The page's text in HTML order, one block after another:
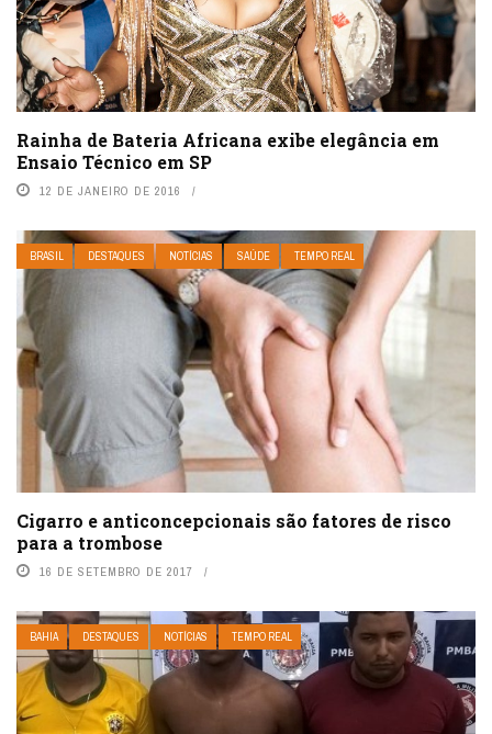
Rainha de Bateria Africana exibe elegância em
Ensaio Técnico em SP
12 DE JANEIRO DE 2016
BRASIL DESTAQUES NOTÍCIAS SAÚDE TEMPO REAL
Cigarro e anticoncepcionais são fatores de risco
para a trombose
16 DE SETEMBRO DE 2017
BAHIA DESTAQUES NOTÍCIAS TEMPO REAL